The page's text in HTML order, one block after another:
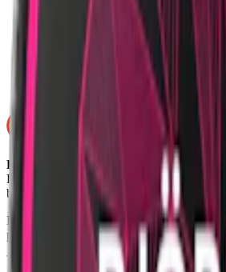
torr
normalstarkt snus
slim portion
bär/hjortron
Ej för personer under 18 år.
Lundgrens Österlen Slim innehåller nikotin
beroendeframkallande ämne.
Ingredienser:
tobak, vatten, salt,
propylenglykol (E1520), salmiak, lakrits